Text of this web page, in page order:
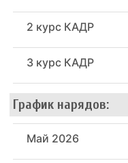
2 курс КАДР
3 курс КАДР
График нарядов:
Май 2026